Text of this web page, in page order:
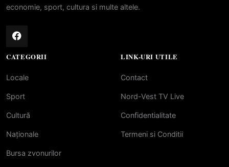
economie, sport, cultura si multe altele.
CATEGORII
Locale
Sport
Cultură
Naționale
Bursa zvonurilor
LINK-URI UTILE
Contact
Nord-Vest TV Live
Confidentialitate
Termeni si Conditii